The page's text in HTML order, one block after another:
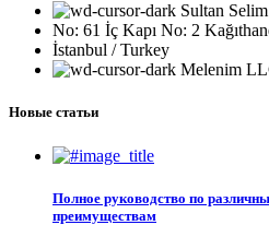
Sultan
No: 61 İç Kapı No: 2
İstanbul / Turkey
Melenim
Новые статьи
Полное руководство по
преимуществам